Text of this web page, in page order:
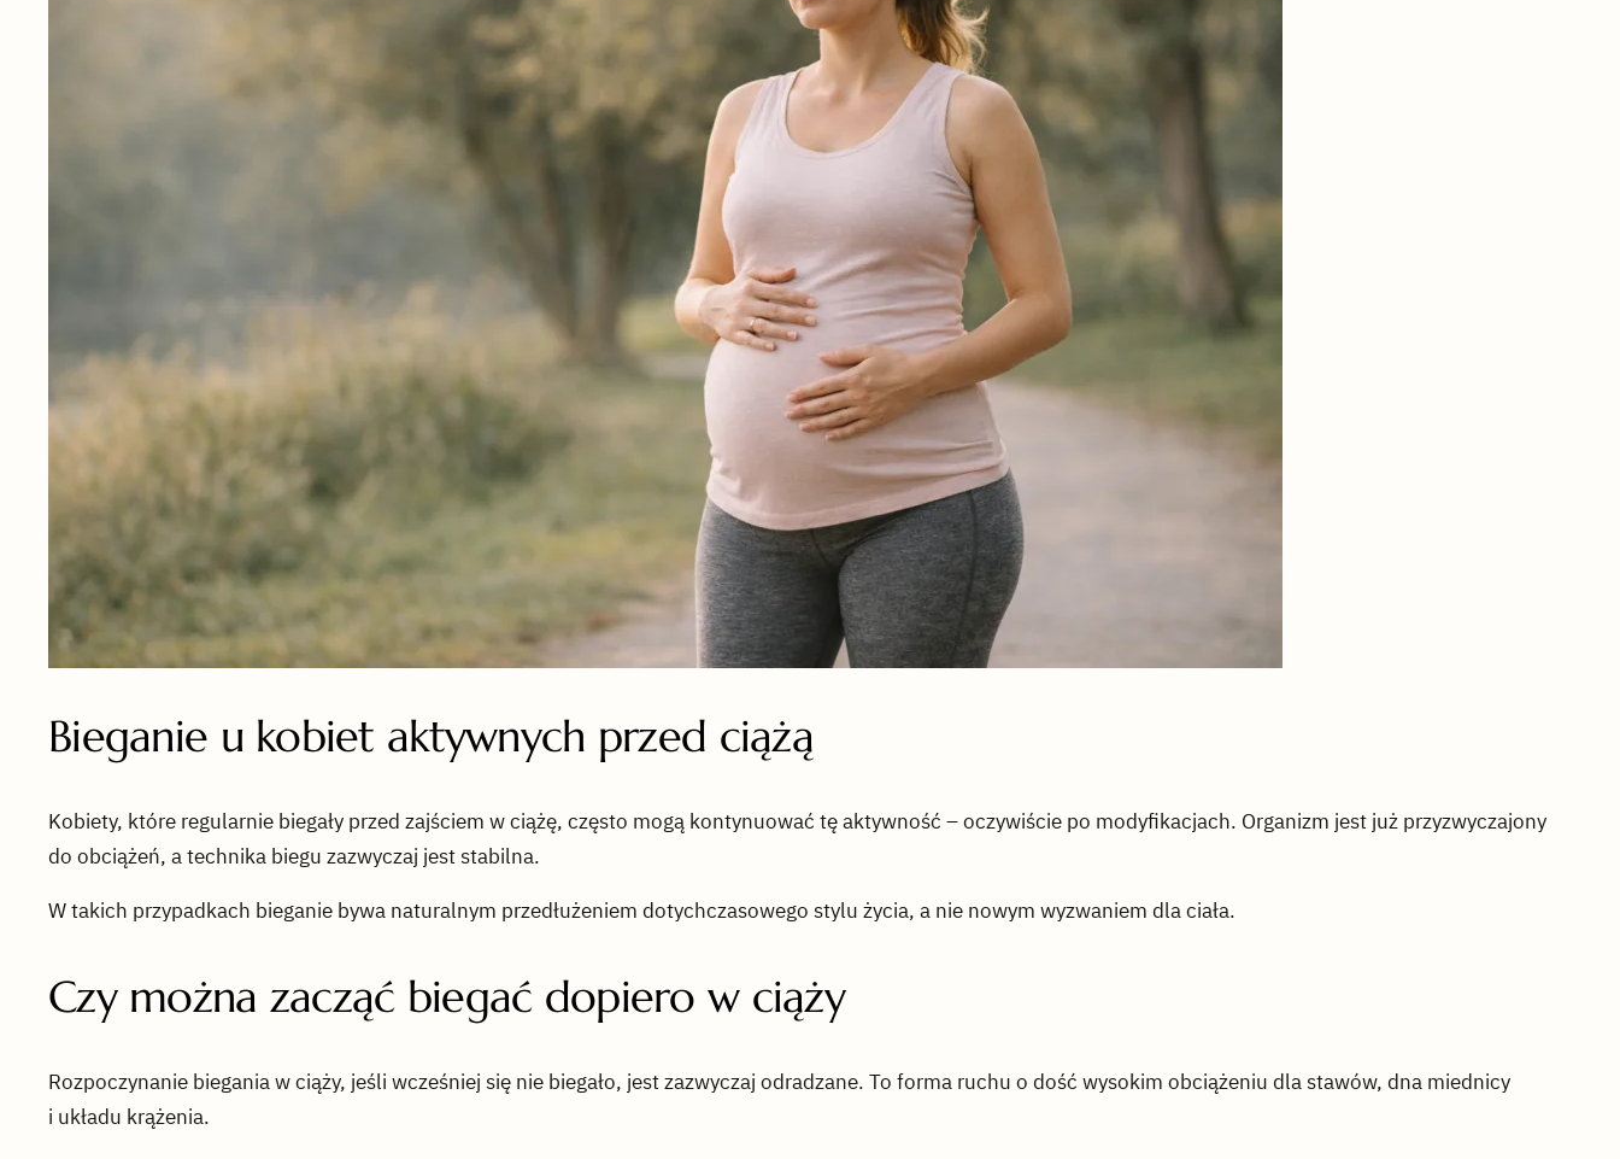
Bieganie u kobiet aktywnych przed ciążą
Kobiety, które regularnie biegały przed zajściem w ciążę, często mogą kontynuować tę aktywność – oczywiście po modyfikacjach. Organizm jest już przyzwyczajony
do obciążeń, a technika biegu zazwyczaj jest stabilna.
W takich przypadkach bieganie bywa naturalnym przedłużeniem dotychczasowego stylu życia, a nie nowym wyzwaniem dla ciała.
Czy można zacząć biegać dopiero w ciąży
Rozpoczynanie biegania w ciąży, jeśli wcześniej się nie biegało, jest zazwyczaj odradzane. To forma ruchu o dość wysokim obciążeniu dla stawów, dna miednicy
i układu krążenia.